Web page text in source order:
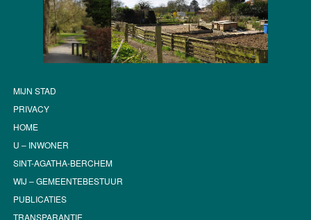
MIJN STAD
PRIVACY
HOME
U – INWONER
SINT-AGATHA-BERCHEM
WIJ – GEMEENTEBESTUUR
PUBLICATIES
TRANSPARANTIE